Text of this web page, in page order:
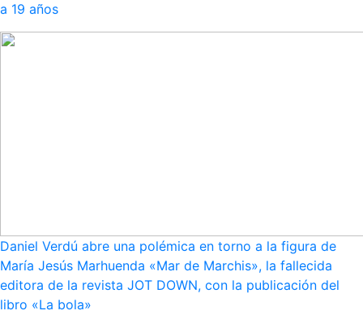
a 19 años
Daniel Verdú abre una polémica en torno a la figura de
María Jesús Marhuenda «Mar de Marchis», la fallecida
editora de la revista JOT DOWN, con la publicación del
libro «La bola»